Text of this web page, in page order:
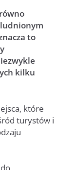
to
kilku
które
turystów i